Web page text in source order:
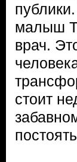
малыш
врач.
стоит